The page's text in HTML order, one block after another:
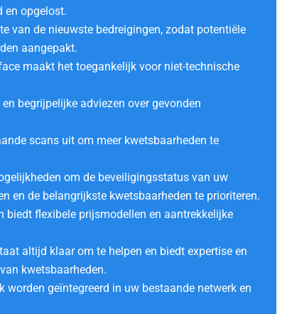
en opgelost.
van de nieuwste bedreigingen, zodat potentiële
aangepakt.
maakt het toegankelijk voor niet-technische
begrijpelijke adviezen over gevonden
scans uit om meer kwetsbaarheden te
om de beveiligingsstatus van uw
en de belangrijkste kwetsbaarheden te prioriteren.
biedt flexibele prijsmodellen en aantrekkelijke
altijd klaar om te helpen en biedt expertise en
kwetsbaarheden.
worden geïntegreerd in uw bestaande netwerk en